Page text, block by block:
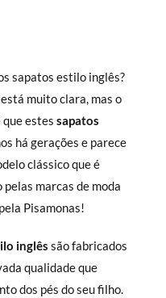
sapatos estilo inglês?
muito clara, mas o
que estes sapatos
há gerações e parece
clássico que é
marcas de moda
Pisamonas!
inglês são fabricados
qualidade que
dos pés do seu filho.